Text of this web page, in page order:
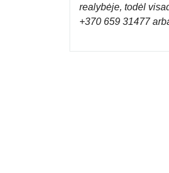
realybėje, todėl
+370 659 31477